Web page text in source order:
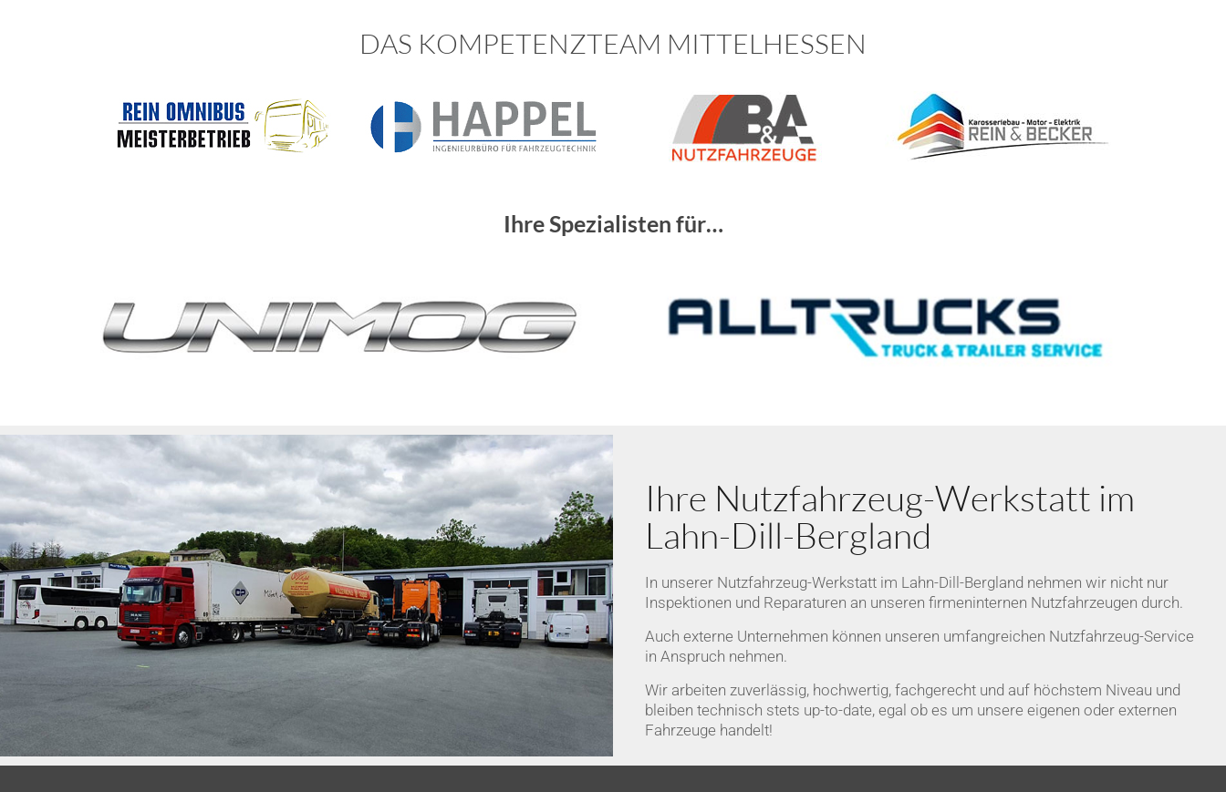
DAS KOMPETENZTEAM MITTELHESSEN
Ihre Spezialisten für…
Ihre Nutzfahrzeug-Werkstatt im
Lahn-Dill-Bergland
In unserer Nutzfahrzeug-Werkstatt im Lahn-Dill-Bergland nehmen wir nicht nur
Inspektionen und Reparaturen an unseren firmeninternen Nutzfahrzeugen durch.
Auch externe Unternehmen können unseren umfangreichen Nutzfahrzeug-Service
in Anspruch nehmen.
Wir arbeiten zuverlässig, hochwertig, fachgerecht und auf höchstem Niveau und
bleiben technisch stets up-to-date, egal ob es um unsere eigenen oder externen
Fahrzeuge handelt!